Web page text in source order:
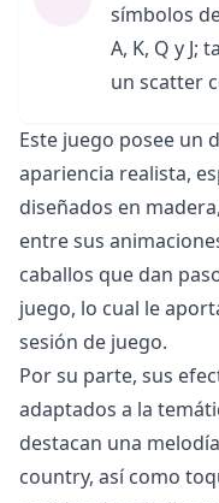
símbolos
A, K, Q y J;
un scatter
Este juego posee un
apariencia realista,
diseñados en
entre sus
caballos que dan
juego, lo cual le
sesión de juego.
Por su parte, sus
adaptados a la
destacan una
country, así como